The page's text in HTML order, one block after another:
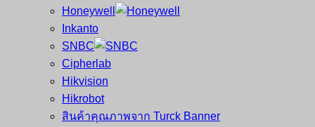
Honeywell
Inkanto
SNBC
Cipherlab
Hikvision
Hikrobot
สินค้าคุณภาพจาก Turck Banner